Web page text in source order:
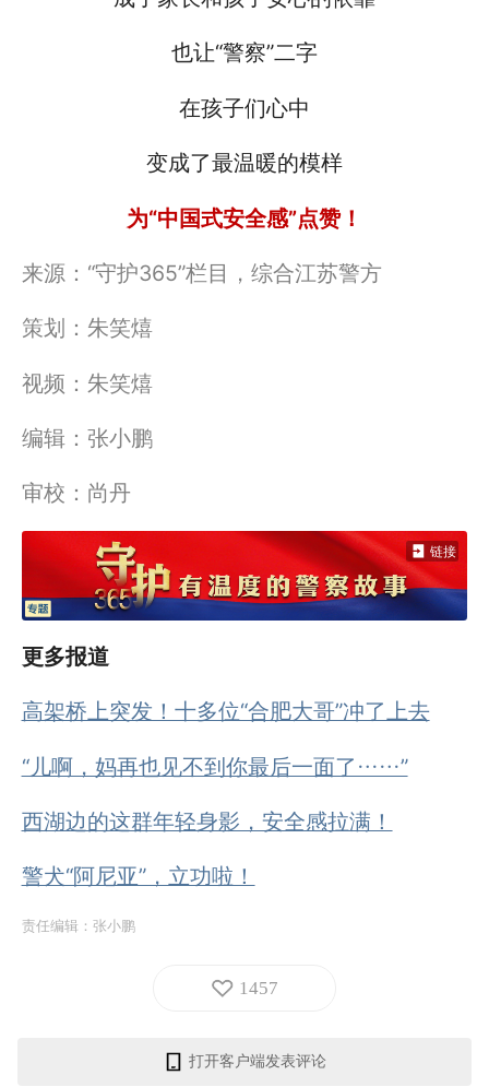
也让“警察”二字
在孩子们心中
变成了最温暖的模样
为“中国式安全感”点赞！
来源：“守护365”栏目，综合江苏警方
策划：朱笑熺
视频：朱笑熺
编辑：张小鹏
审校：尚丹
链接
更多报道
高架桥上突发！十多位“合肥大哥”冲了上去
“儿啊，妈再也见不到你最后一面了……”
西湖边的这群年轻身影，安全感拉满！
警犬“阿尼亚”，立功啦！
责任编辑： 张小鹏
1457
打开客户端发表评论